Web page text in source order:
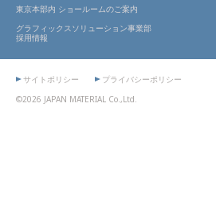
東京本部内 ショールームのご案内
グラフィックスソリューション事業部
採用情報
©2026 JAPAN MATERIAL Co.,Ltd.
サイトポリシー プライバシーポリシー